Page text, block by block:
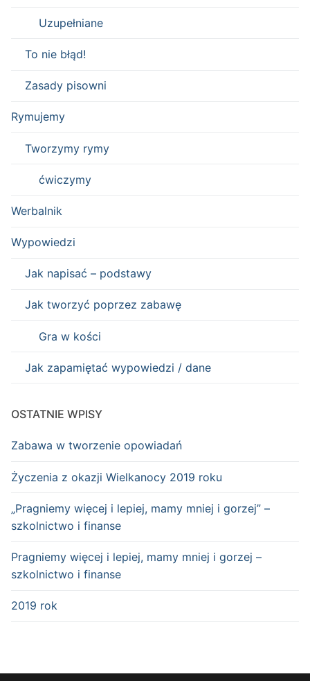
Uzupełniane
To nie błąd!
Zasady pisowni
Rymujemy
Tworzymy rymy
ćwiczymy
Werbalnik
Wypowiedzi
Jak napisać – podstawy
Jak tworzyć poprzez zabawę
Gra w kości
Jak zapamiętać wypowiedzi / dane
OSTATNIE WPISY
Zabawa w tworzenie opowiadań
Życzenia z okazji Wielkanocy 2019 roku
„Pragniemy więcej i lepiej, mamy mniej i gorzej” –
szkolnictwo i finanse
Pragniemy więcej i lepiej, mamy mniej i gorzej –
szkolnictwo i finanse
2019 rok